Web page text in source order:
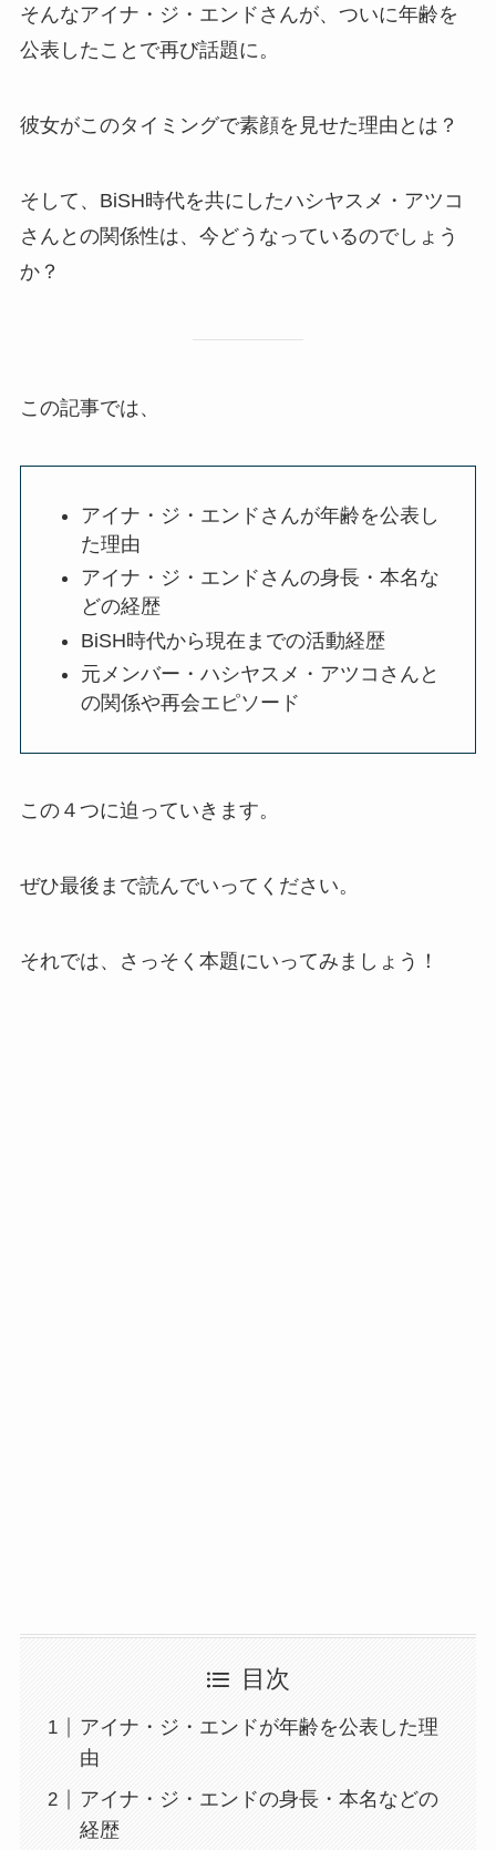
そんなアイナ・ジ・エンドさんが、ついに年齢を
公表したことで再び話題に。
彼女がこのタイミングで素顔を見せた理由とは？
そして、BiSH時代を共にしたハシヤスメ・アツコ
さんとの関係性は、今どうなっているのでしょう
か？
この記事では、
アイナ・ジ・エンドさんが年齢を公表し
た理由
アイナ・ジ・エンドさんの身長・本名な
どの経歴
BiSH時代から現在までの活動経歴
元メンバー・ハシヤスメ・アツコさんと
の関係や再会エピソード
この４つに迫っていきます。
ぜひ最後まで読んでいってください。
それでは、さっそく本題にいってみましょう！
目次
アイナ・ジ・エンドが年齢を公表した理
由
アイナ・ジ・エンドの身長・本名などの
経歴